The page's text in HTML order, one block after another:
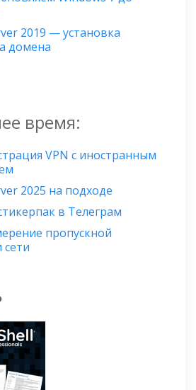
2019 — установка
домена
время:
VPN с иностранным
2025 на подходе
в Телеграм
пропускной
сети